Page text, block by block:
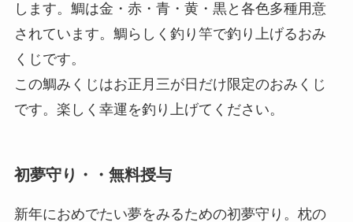
します。鯛は金・赤・青・黄・黒と各色多種用意
されています。鯛らしく釣り竿で釣り上げるおみ
くじです。
この鯛みくじはお正月三が日だけ限定のおみくじ
です。楽しく幸運を釣り上げてください。
初夢守り・・無料授与
新年におめでたい夢をみるための初夢守り。枕の